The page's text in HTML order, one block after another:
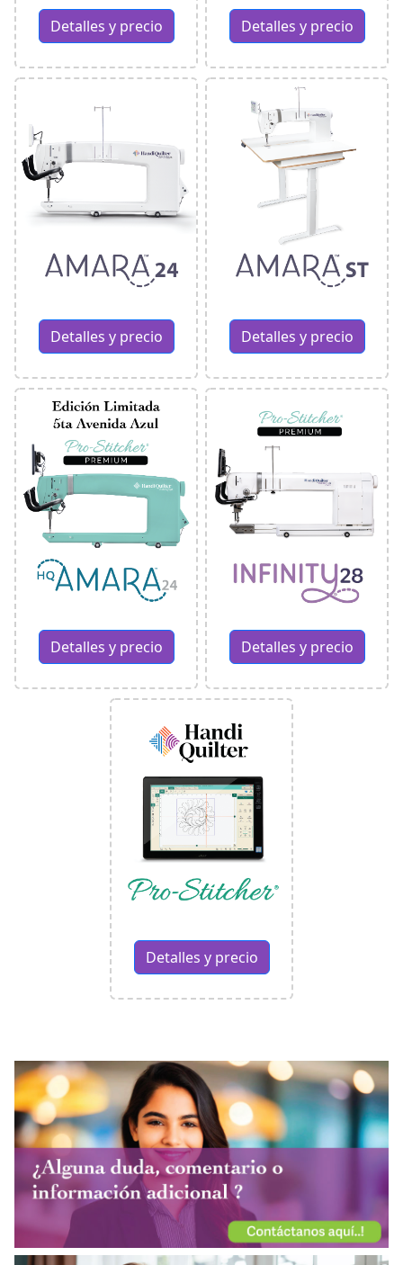
Detalles y precio Detalles y precio
Detalles y precio Detalles y precio
Detalles y precio Detalles y precio
Detalles y precio